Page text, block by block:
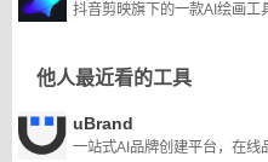
他人最近看的工具
uBrand